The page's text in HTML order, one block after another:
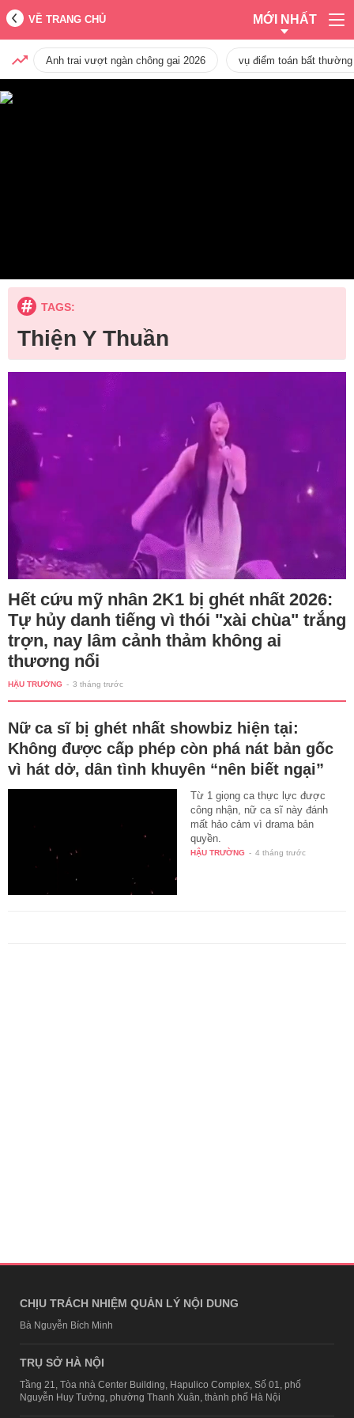
VỀ TRANG CHỦ MỚI NHẤT
Anh trai vượt ngàn chông gai 2026 vụ điểm toán bất
TAGS:
Thiện Y Thuần
Hết cứu mỹ nhân 2K1 bị ghét nhất 2026:
Tự hủy danh tiếng vì thói "xài chùa" trắng
trợn, nay lâm cảnh thảm không ai
thương nổi
HẬU TRƯỜNG - 3 tháng trước
Nữ ca sĩ bị ghét nhất showbiz hiện tại:
Không được cấp phép còn phá nát bản gốc
vì hát dở, dân tình khuyên “nên biết ngại”
Từ 1 giọng ca thực lực được
công nhận, nữ ca sĩ này đánh
mất hảo cảm vì drama bản
quyền.
HẬU TRƯỜNG - 4 tháng trước
CHỊU TRÁCH NHIỆM QUẢN LÝ NỘI DUNG
Bà Nguyễn Bích Minh
TRỤ SỞ HÀ NỘI
Tầng 21, Tòa nhà Center Building, Hapulico Complex, Số 01, phố
Nguyễn Huy Tưởng, phường Thanh Xuân, thành phố Hà Nội